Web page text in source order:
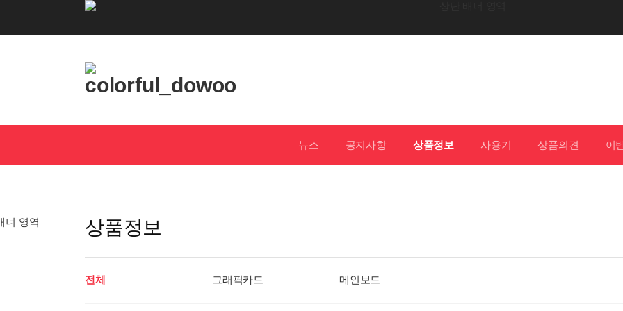
인
뉴스 공지사항 상품정보 사용기 상품의견 이
상품정보
전체 그래픽카드 메인보드